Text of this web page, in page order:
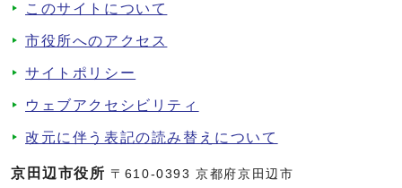
このサイトについて
市役所へのアクセス
サイトポリシー
ウェブアクセシビリティ
改元に伴う表記の読み替えについて
京田辺市役所 〒610-0393 京都府京田辺市